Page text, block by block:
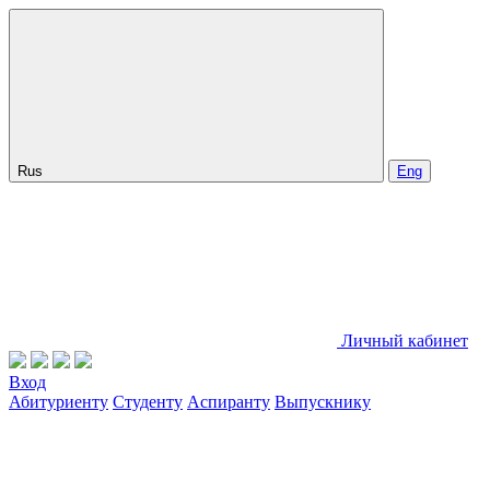
Rus Eng
Личный кабинет
Вход
Абитуриенту Студенту Аспиранту Выпускнику